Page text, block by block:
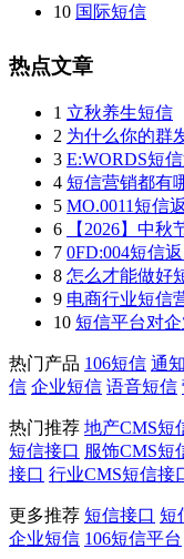
10 国际短信
热点文章
1 立秋养生短信
2 为什么你的群
3 E:WORDS短
4 短信营销都有
5 MO.0011短信
6
【2026】中秋
7 0FD:004短信
8 怎么才能做好
9 电商行业短信
10 短信平台对
热门产品 106短信 通
信 企业短信 语音短信
热门推荐 地产CMS短
短信接口 服饰CMS短
接口 行业CMS短信接
更多推荐 短信接口 短
企业短信 106短信平台